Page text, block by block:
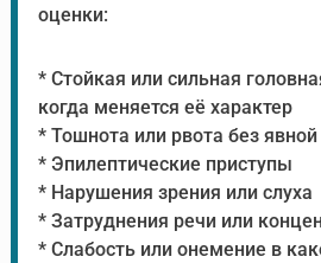
оценки:
* Стойкая или сильная
когда меняется её характер
* Тошнота или рвота без
* Эпилептические приступы
* Нарушения зрения или слуха
* Затруднения речи или
* Слабость или онемение в